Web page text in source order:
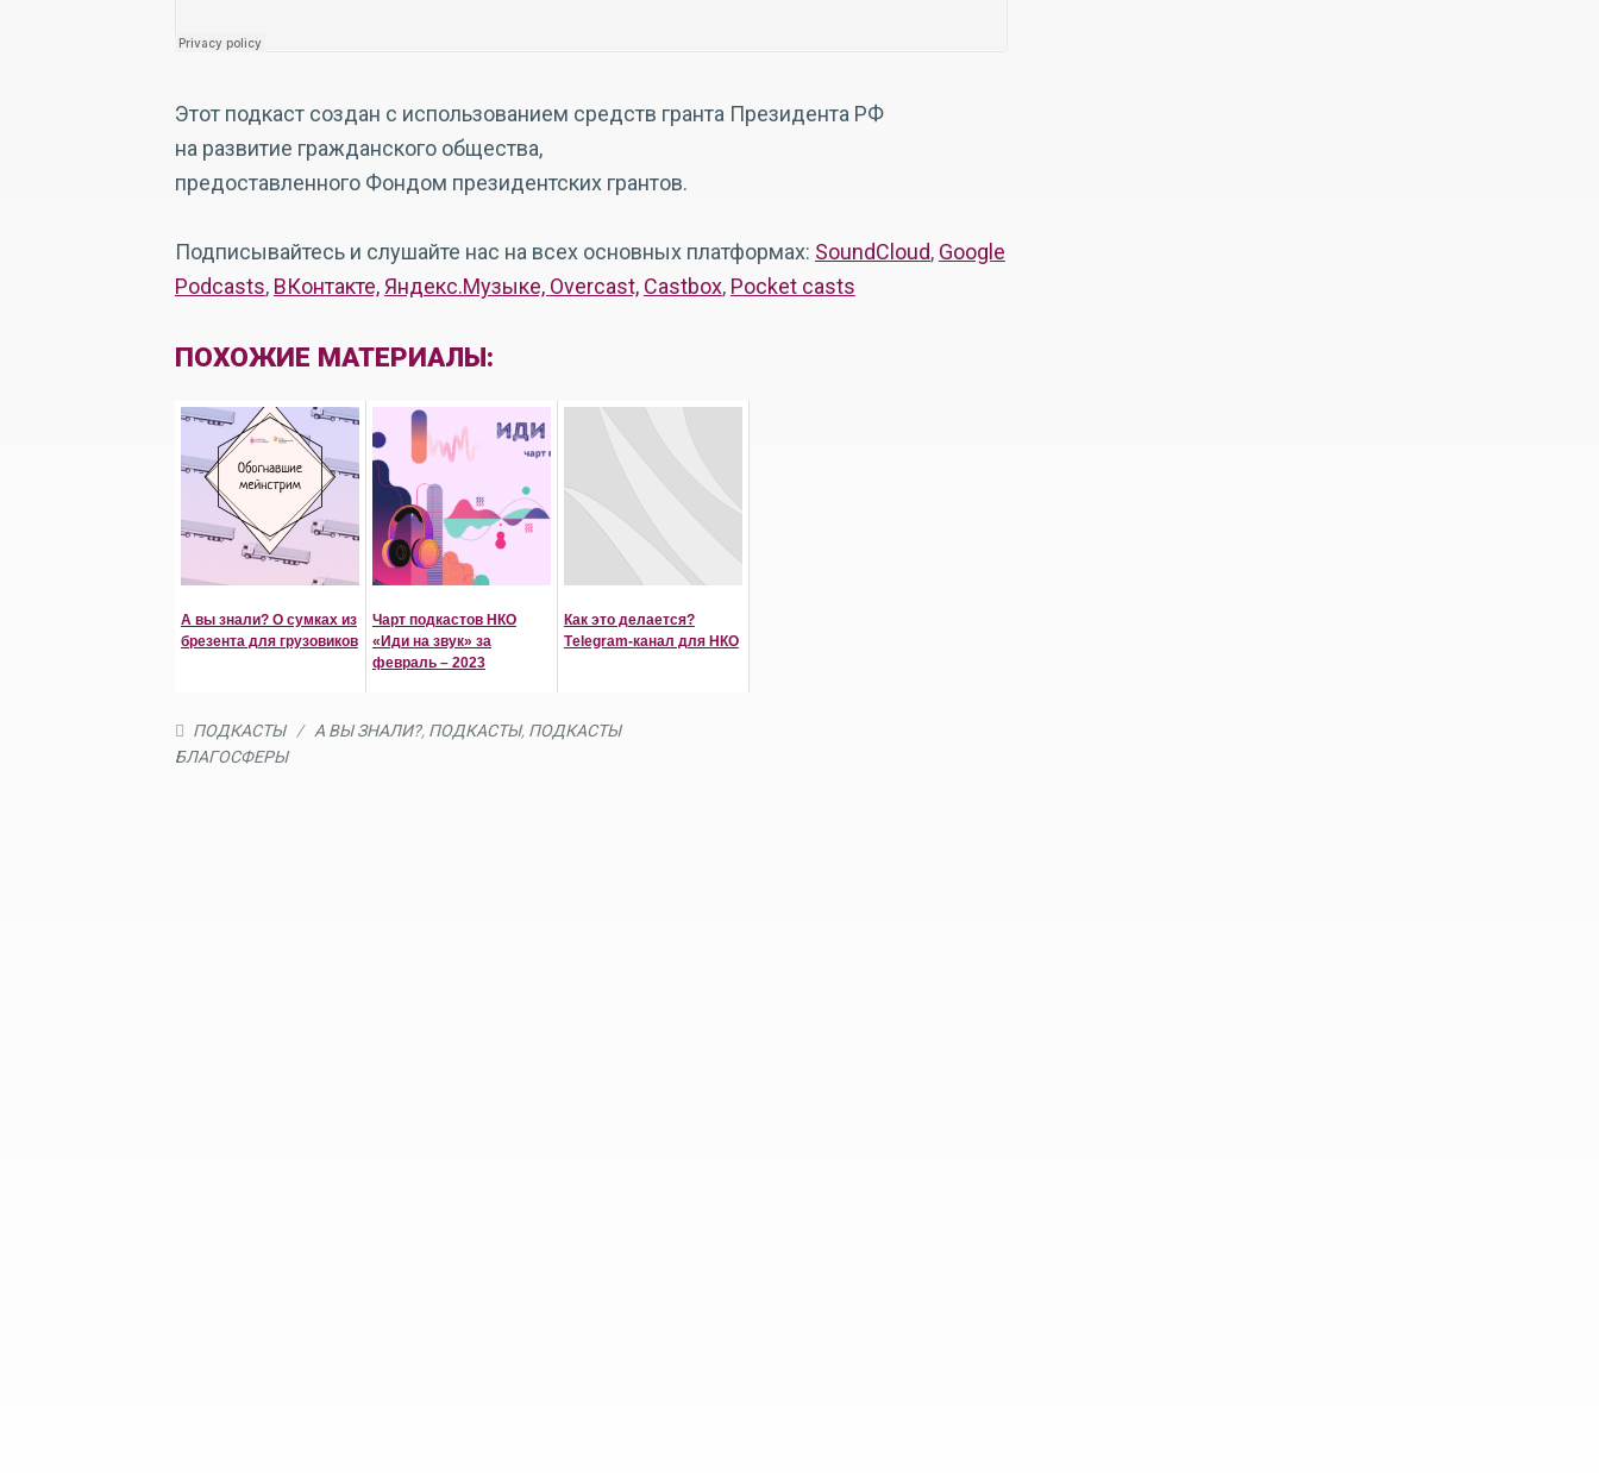
Этот подкаст создан с использованием средств гранта Президента РФ
на развитие гражданского общества,
предоставленного Фондом президентских грантов.
Подписывайтесь и слушайте нас на всех основных платформах: SoundCloud, Google
Podcasts, ВКонтакте, Яндекс.Музыке, Overcast, Castbox, Pocket casts
ПОХОЖИЕ МАТЕРИАЛЫ:
А вы знали? О сумках из
брезента для грузовиков
Чарт подкастов НКО
«Иди на звук» за
февраль – 2023
Как это делается?
Тelegram-канал для НКО
ПОДКАСТЫ/ А ВЫ ЗНАЛИ?, ПОДКАСТЫ, ПОДКАСТЫ
БЛАГОСФЕРЫ